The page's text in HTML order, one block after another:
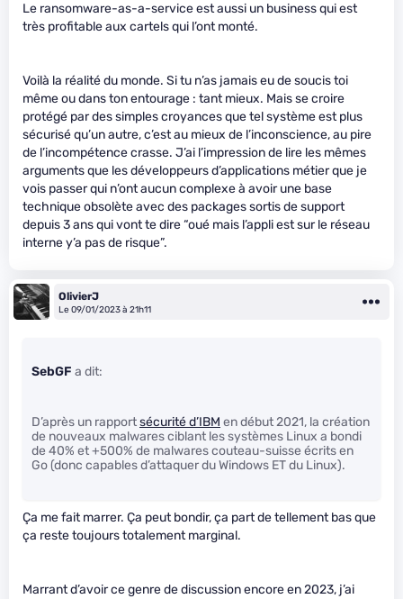
Le ransomware-as-a-service est aussi un business qui est
très profitable aux cartels qui l’ont monté.
Voilà la réalité du monde. Si tu n’as jamais eu de soucis toi
même ou dans ton entourage : tant mieux. Mais se croire
protégé par des simples croyances que tel système est plus
sécurisé qu’un autre, c’est au mieux de l’inconscience, au pire
de l’incompétence crasse. J’ai l’impression de lire les mêmes
arguments que les développeurs d’applications métier que je
vois passer qui n’ont aucun complexe à avoir une base
technique obsolète avec des packages sortis de support
depuis 3 ans qui vont te dire “oué mais l’appli est sur le réseau
interne y’a pas de risque”.
OlivierJ
Le 09/01/2023 à 21h11
SebGF a dit:
D’après un rapportsécurité d’IBM en début 2021, la création
de nouveaux malwares ciblant les systèmes Linux a bondi
de 40% et +500% de malwares couteau-suisse écrits en
Go (donc capables d’attaquer du Windows ET du Linux).
Ça me fait marrer. Ça peut bondir, ça part de tellement bas que
ça reste toujours totalement marginal.
Marrant d’avoir ce genre de discussion encore en 2023, j’ai